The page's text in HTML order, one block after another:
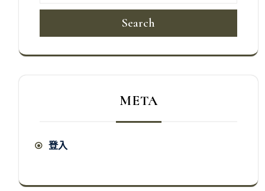
Search
META
登入